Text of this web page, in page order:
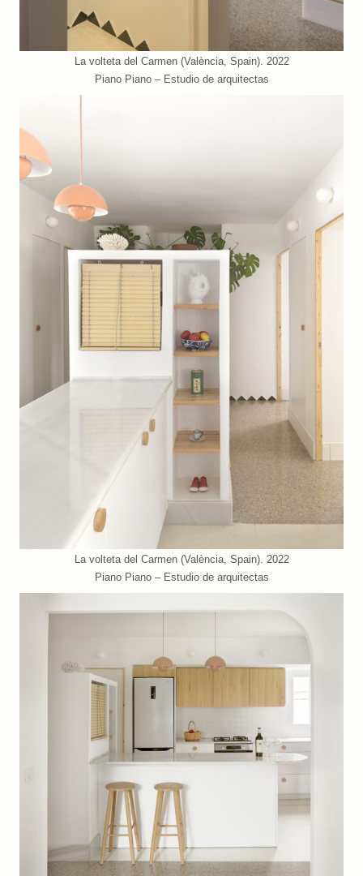
La volteta del Carmen (València, Spain). 2022
Piano Piano – Estudio de arquitectas
La volteta del Carmen (València, Spain). 2022
Piano Piano – Estudio de arquitectas